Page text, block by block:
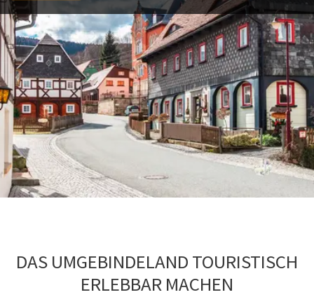
DAS UMGEBINDELAND TOURISTISCH
ERLEBBAR MACHEN